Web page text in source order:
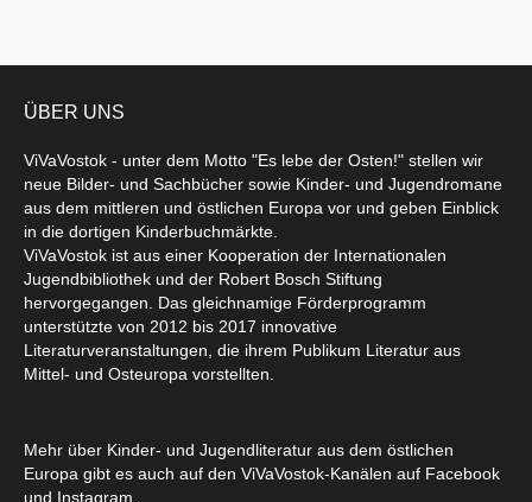
ÜBER UNS
ViVaVostok - unter dem Motto "Es lebe der Osten!" stellen wir
neue Bilder- und Sachbücher sowie Kinder- und Jugendromane
aus dem mittleren und östlichen Europa vor und geben Einblick
in die dortigen Kinderbuchmärkte.
ViVaVostok ist aus einer Kooperation der Internationalen
Jugendbibliothek und der Robert Bosch Stiftung
hervorgegangen. Das gleichnamige Förderprogramm
unterstützte von 2012 bis 2017 innovative
Literaturveranstaltungen, die ihrem Publikum Literatur aus
Mittel- und Osteuropa vorstellten.
Mehr über Kinder- und Jugendliteratur aus dem östlichen
Europa gibt es auch auf den ViVaVostok-Kanälen auf Facebook
und Instagram.